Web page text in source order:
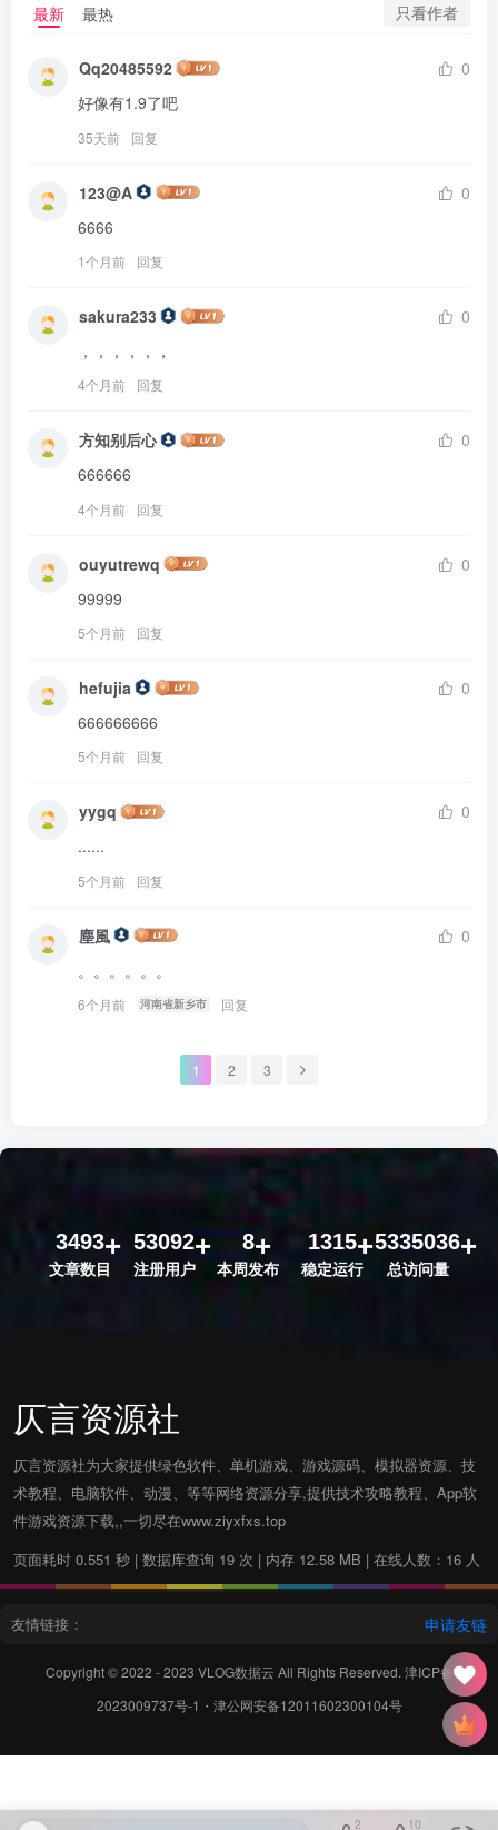
最新 最热 只看作者
Qq20485592
0
好像有1.9了吧
35天前 回复
123@A
0
6666
1个月前 回复
sakura233
0
，，，，，，
4个月前 回复
方知别后心
0
666666
4个月前 回复
ouyutrewq
0
99999
5个月前 回复
hefujia
0
666666666
5个月前 回复
yygq
0
......
5个月前 回复
塵風
0
。。。。。。
6个月前 河南省新乡市 回复
1 2 3
3493
文章数目
53092
注册用户
8
本周发布
1315
稳定运行
5335036
总访问量
仄言资源社
仄言资源社为大家提供绿色软件、单机游戏、游戏源码、模拟器资源、技
术教程、电脑软件、动漫、等等网络资源分享,提供技术攻略教程、App软
件游戏资源下载,,一切尽在www.ziyxfxs.top
页面耗时 0.551 秒 | 数据库查询 19 次 | 内存 12.58 MB | 在线人数：16 人
友情链接： 申请友链
Copyright © 2022 - 2023 VLOG数据云 All Rights Reserved. 津ICP备
2023009737号-1 ・ 津公网安备12011602300104号
2 10